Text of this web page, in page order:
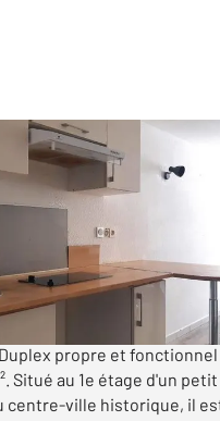
13
Duplex à vendre
€
! Idéal investisseurs :
Duplex propre et
Situé au 1e étage d'un petit
centre-ville historique, il